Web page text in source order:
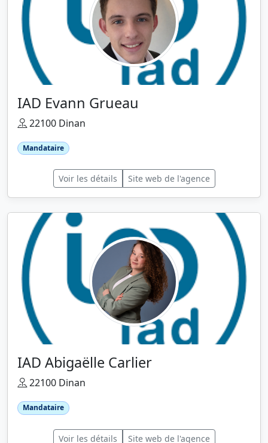
IAD Evann Grueau
22100 Dinan
Mandataire
Voir les détails Site web de l'agence
IAD Abigaëlle Carlier
22100 Dinan
Mandataire
Voir les détails Site web de l'agence